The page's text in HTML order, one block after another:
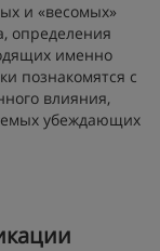
и «весомых»
определения
именно
познакомятся с
влияния,
убеждающих